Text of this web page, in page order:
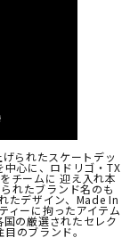
られたスケートデッ
中心に、ロドリゴ・TX
チームに 迎え入れ本
れたブランド名のも
たデザイン、Made In
ィーに拘ったアイテム
国の厳選されたセレク
のブランド。